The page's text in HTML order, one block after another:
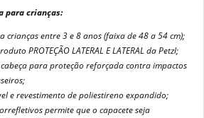
para crianças:
crianças entre 3 e 8 anos (faixa de 48 a 54 cm);
PROTEÇÃO LATERAL E LATERAL da Petzl;
para proteção reforçada contra impactos
e revestimento de poliestireno expandido;
permite que o capacete seja